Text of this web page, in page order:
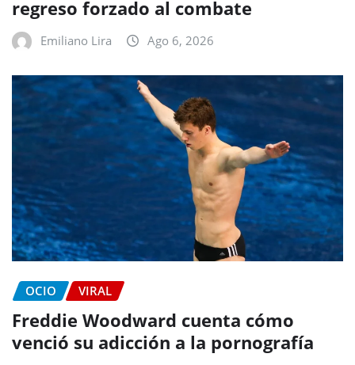
regreso forzado al combate
Emiliano Lira Ago 6, 2026
OCIO VIRAL
Freddie Woodward cuenta cómo
venció su adicción a la pornografía